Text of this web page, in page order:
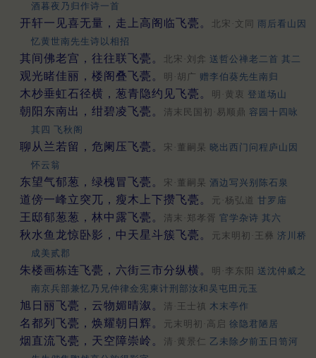
酒暮夜乃归作诗一首
开轩一见喜无量，走上高阁临飞甍。 北宋·文同 雨后看山因
忆黄世南先生诗以相招
其间佛老宫，往往联飞甍。 北宋·刘弇 送哲公禅老二首 其二
观光睹佳丽，楼阁叠飞甍。 明·胡广 赠李伯葵先生南归
木杪垂虹石径横，葱青隐约见飞甍。 明·黄衷 登道场山
朝阳东南出，绀碧凌飞甍。 清末民国初·易顺鼎 容园十四咏
其四 飞秋阁
聊从兰若留，危阑压飞甍。 宋·董嗣杲 晓出西门问程庐山因
怀云翁
东望气郁葱，绿槐冒飞甍。 宋·董嗣杲 酒边写兴别陈石泉
道傍一峰立突兀，瘦木上下攒飞甍。 元·杨弘道 甘罗庙
王邸郁葱葱，林中露飞甍。 清末·郑孝胥 官学杂诗 其六
秋水鱼龙惊卧影，中天星斗簇飞甍。 元末明初·王彝 济川桥
成美贰郡
朱楼画栋连飞甍，六街三市分纵横。 明·李东阳 送沈仲威之
南京兵部兼忆乃兄仲律佥宪柬计刑部汝和吴屯田元玉
旭日丽飞甍，云物媚晴溆。 清·王士禛 木末亭作
名都列飞甍，焕耀朝日辉。 元末明初·高启 徐隐君陋居
烟直流飞甍，天空障崇岭。 清·黄景仁 乙未除夕前五日笥河